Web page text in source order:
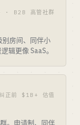
B2B 高管社群
别房间、同伴小
辑更像 SaaS。
正前 $1B+ 估值
。申请制、同伴